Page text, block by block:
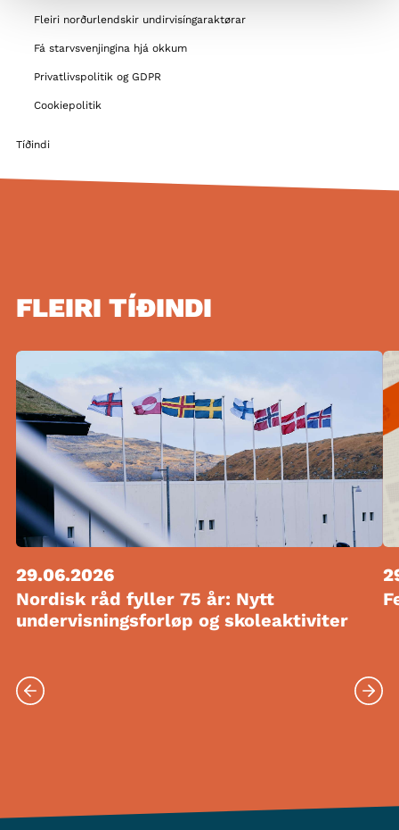
Fleiri norðurlendskir undirvisíngaraktørar
Fá starvsvenjingina hjá okkum
Privatlivspolitik og GDPR
Cookiepolitik
Tíðindi
FLEIRI TÍÐINDI
29.06.2026
Nordisk råd fyller 75 år: Nytt
undervisningsforløp og skoleaktiviter